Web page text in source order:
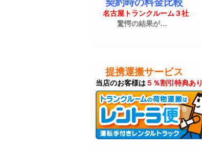
契約時の料金比較
名古屋トランクルーム３社
驚愕の結果が…
提携運搬サービス
当店のお客様は５％割引特典あり